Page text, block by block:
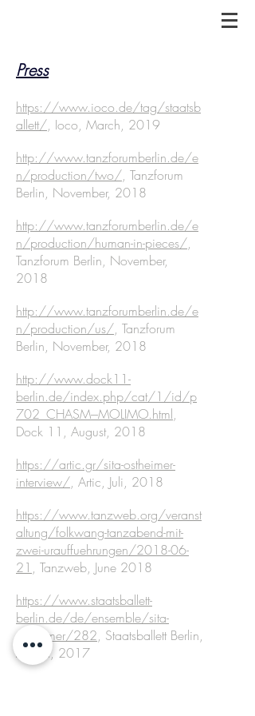
Press
https://www.ioco.de/tag/staatsb
allett/, Ioco, March, 2019
http://www.tanzforumberlin.de/e
n/production/two/, Tanzforum
Berlin, November, 2018
http://www.tanzforumberlin.de/e
n/production/human-in-pieces/,
Tanzforum Berlin, November,
2018
http://www.tanzforumberlin.de/e
n/production/us/, Tanzforum
Berlin, November, 2018
http://www.dock11-
berlin.de/index.php/cat/1/id/p
702_CHASM---MOLIMO.html,
Dock 11, August, 2018
https://artic.gr/sita-ostheimer-
interview/, Artic, Juli, 2018
https://www.tanzweb.org/veranst
altung/folkwang-tanzabend-mit-
zwei-urauffuehrungen/2018-06-
21 , Tanzweb, June 2018
https://www.staatsballett-
berlin.de/de/ensemble/sita-
ostheimer/282, Staatsballett Berlin,
March, 2017